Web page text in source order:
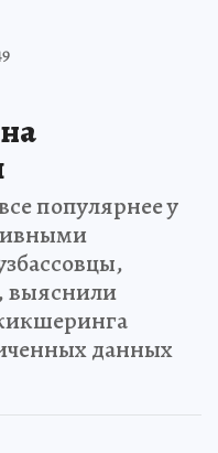
популярнее у
выяснили
данных